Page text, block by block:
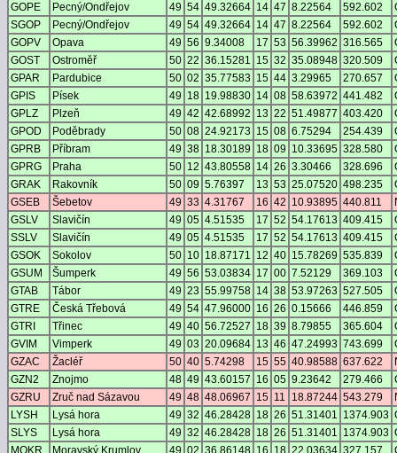
GOPE
Pecný/Ondřejov 49 54 49.32664 14 47 8.22564 592.602
SGOP
Pecný/Ondřejov 49 54 49.32664 14 47 8.22564 592.602
GOPV
Opava 49 56 9.34008 17 53 56.39962 316.565
GOST
Ostroměř 50 22 36.15281 15 32 35.08948 320.509
GPAR
Pardubice 50 02 35.77583 15 44 3.29965 270.657
GPIS
Písek 49 18 19.98830 14 08 58.63972 441.482
GPLZ
Plzeň 49 42 42.68992 13 22 51.49877 403.420
GPOD
Poděbrady 50 08 24.92173 15 08 6.75294 254.439
GPRB
Příbram 49 38 18.30189 18 09 10.33695 328.580
GPRG
Praha 50 12 43.80558 14 26 3.30466 328.696
GRAK
Rakovník 50 09 5.76397 13 53 25.07520 498.235
GSEB
Šebetov 49 33 4.31767 16 42 10.93895 440.811
GSLV
Slavičín 49 05 4.51535 17 52 54.17613 409.415
SSLV
Slavičín 49 05 4.51535 17 52 54.17613 409.415
GSOK
Sokolov 50 10 18.87171 12 40 15.78269 535.839
GSUM
Šumperk 49 56 53.03834 17 00 7.52129 369.103
GTAB
Tábor 49 23 55.99758 14 38 53.97263 527.505
GTRE
Česká Třebová 49 54 47.96000 16 26 0.15666 446.859
GTRI
Třinec 49 40 56.72527 18 39 8.79855 365.604
GVIM
Vimperk 49 03 20.09684 13 46 47.24993 743.699
GZAC
Žacléř 50 40 5.74298 15 55 40.98588 637.622
GZN2
Znojmo 48 49 43.60157 16 05 9.23642 279.466
GZRU
Zruč nad Sázavou 49 48 48.06967 15 11 18.87244 543.279
LYSH
Lysá hora 49 32 46.28428 18 26 51.31401 1374.903
SLYS
Lysá hora 49 32 46.28428 18 26 51.31401 1374.903
MOKR
Moravský Krumlov 49 02 36.86148 16 18 22.03634 327.157